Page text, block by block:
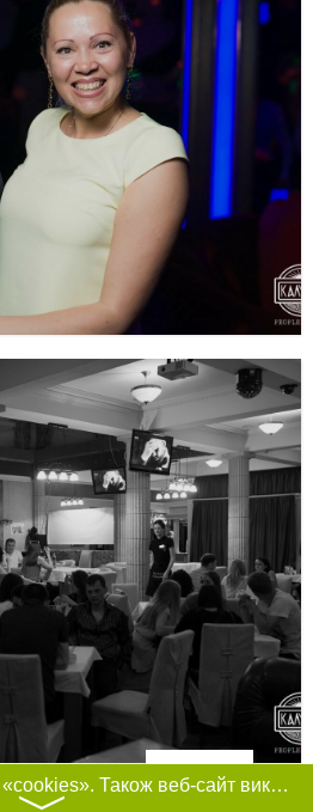
Фільтри
Цей сайт використовує «cookies». Також веб-сайт використовує інтернет-сервіс для збору технічних даних стосовно відвідувачів з метою отримання маркетингової та статистичної інформації. Умови обробки даних відвідувачів сайту див.
〉